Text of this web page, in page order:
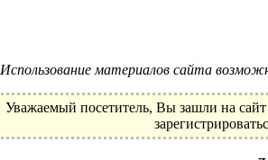
Использование материалов сайта
Уважаемый посетитель, Вы зашли на